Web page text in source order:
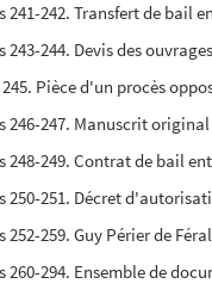
241-242. Transfert de bail
243-244. Devis des
Pièce d'un procès
246-247. Manuscrit
248-249. Contrat de bail
250-251. Décret
252-259. Guy Périer de
260-294. Ensemble de